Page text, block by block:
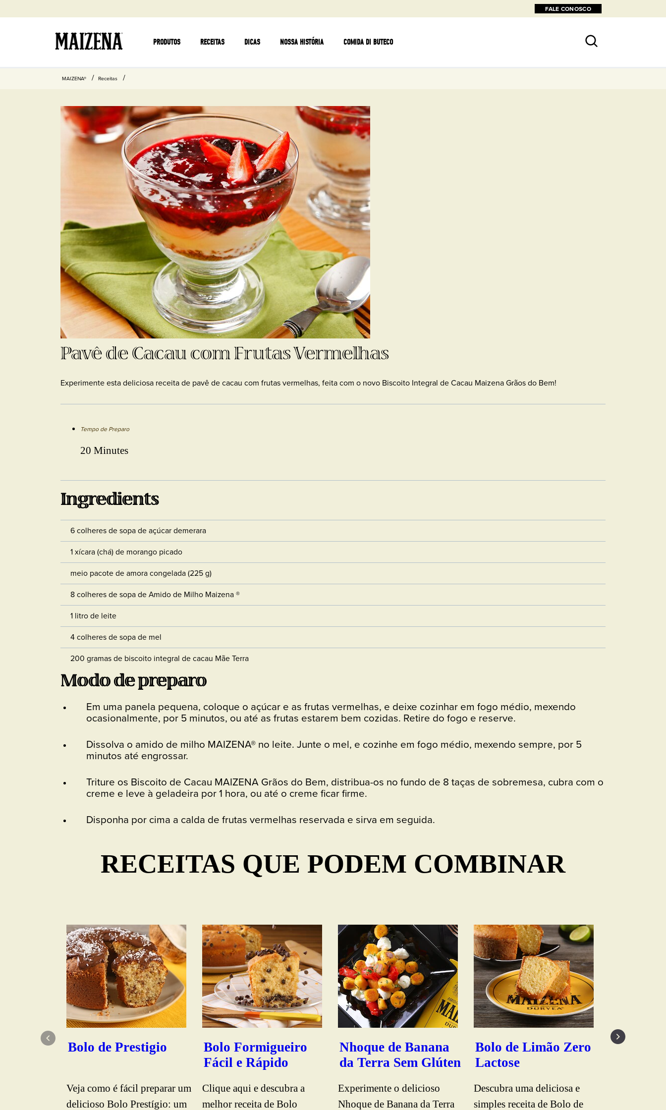
FALE CONOSCO
PRODUTOS RECEITAS DICAS NOSSA HISTÓRIA COMIDA DI BUTECO
MAIZENA® Receitas
Pavê de Cacau com Frutas Vermelhas
Experimente esta deliciosa receita de pavê de cacau com frutas vermelhas, feita com o novo Biscoito Integral de Cacau Maizena Grãos do Bem!
Tempo de Preparo
20 Minutes
Ingredients
6 colheres de sopa de açúcar demerara
1 xícara (chá) de morango picado
meio pacote de amora congelada (225 g)
8 colheres de sopa de Amido de Milho Maizena ®
1 litro de leite
4 colheres de sopa de mel
200 gramas de biscoito integral de cacau Mãe Terra
Modo de preparo
Em uma panela pequena, coloque o açúcar e as frutas vermelhas, e deixe cozinhar em fogo médio, mexendo
ocasionalmente, por 5 minutos, ou até as frutas estarem bem cozidas. Retire do fogo e reserve.
Dissolva o amido de milho MAIZENA® no leite. Junte o mel, e cozinhe em fogo médio, mexendo sempre, por 5
minutos até engrossar.
Triture os Biscoito de Cacau MAIZENA Grãos do Bem, distribua-os no fundo de 8 taças de sobremesa, cubra com o
creme e leve à geladeira por 1 hora, ou até o creme ficar firme.
Disponha por cima a calda de frutas vermelhas reservada e sirva em seguida.
RECEITAS QUE PODEM COMBINAR
Bolo de Prestigio
Veja como é fácil preparar um
delicioso Bolo Prestígio: um
Bolo Formigueiro
Fácil e Rápido
Clique aqui e descubra a
melhor receita de Bolo
Nhoque de Banana
da Terra Sem Glúten
Experimente o delicioso
Nhoque de Banana da Terra
Bolo de Limão Zero
Lactose
Descubra uma deliciosa e
simples receita de Bolo de